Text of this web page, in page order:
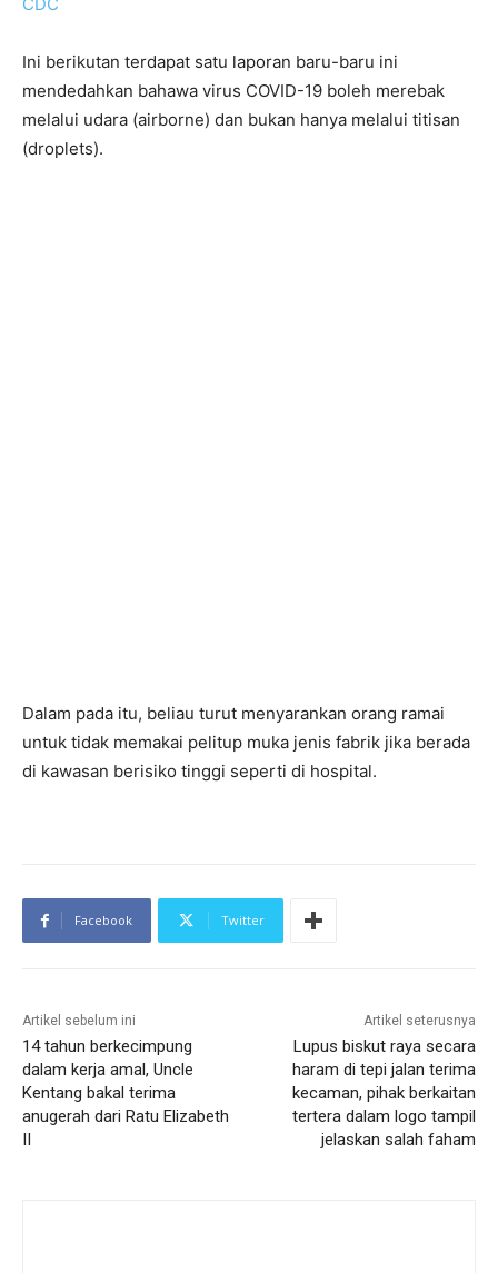
Ini berikutan terdapat satu laporan baru-baru ini
mendedahkan bahawa virus COVID-19 boleh merebak
melalui udara (airborne) dan bukan hanya melalui titisan
(droplets).
Dalam pada itu, beliau turut menyarankan orang ramai
untuk tidak memakai pelitup muka jenis fabrik jika berada
di kawasan berisiko tinggi seperti di hospital.
Facebook Twitter
Artikel sebelum ini
14 tahun berkecimpung
dalam kerja amal, Uncle
Kentang bakal terima
anugerah dari Ratu Elizabeth
II
Artikel seterusnya
Lupus biskut raya secara
haram di tepi jalan terima
kecaman, pihak berkaitan
tertera dalam logo tampil
jelaskan salah faham